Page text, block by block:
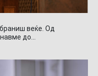
веќе. Од
до…